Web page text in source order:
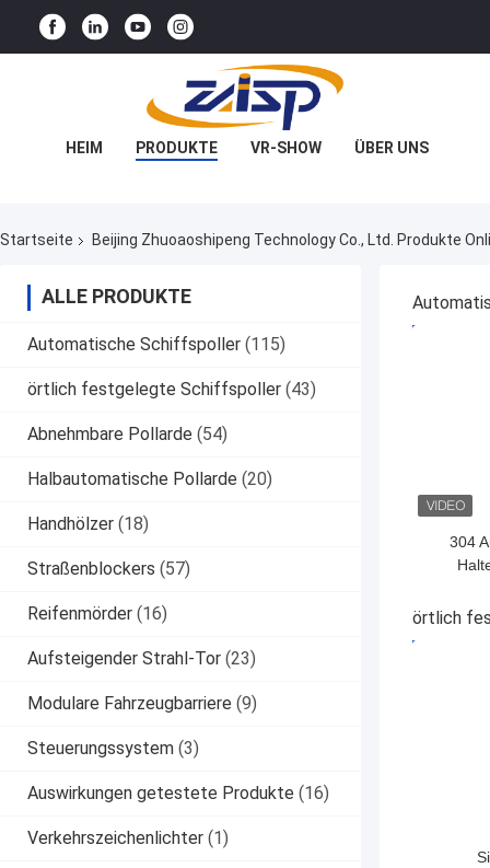
HEIM PRODUKTE VR-SHOW ÜBER UNS
KONTAKT MIT UNS NEUIGKEITEN
RECHTSSACHEN
Startseite Beijing Zhuoaoshipeng Technology Co., Ltd. Produkte
ALLE PRODUKTE
Automatische Schiffspoller (115)
örtlich festgelegte Schiffspoller (43)
Abnehmbare Pollarde (54)
Halbautomatische Pollarde (20)
Handhölzer (18)
Straßenblockers (57)
Reifenmörder (16)
Aufsteigender Strahl-Tor (23)
Modulare Fahrzeugbarriere (9)
Steuerungssystem (3)
Auswirkungen getestete Produkte (16)
Verkehrszeichenlichter (1)
304
örtlich